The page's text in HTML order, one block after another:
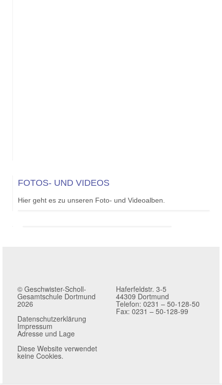
FOTOS- UND VIDEOS
Hier geht es zu unseren Foto- und Videoalben.
© Geschwister-Scholl-
Gesamtschule Dortmund
2026
Datenschutzerklärung
Impressum
Adresse und Lage
Diese Website verwendet
keine Cookies.
Haferfeldstr. 3-5
44309 Dortmund
Telefon: 0231 – 50-128-50
Fax: 0231 – 50-128-99